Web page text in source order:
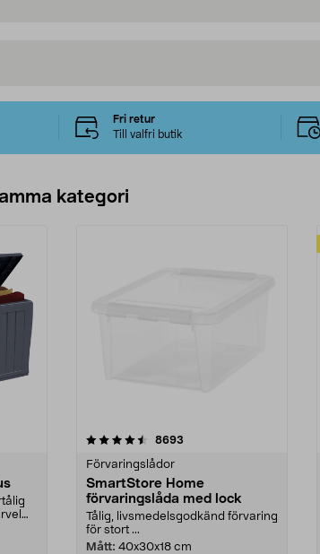
Fri retur
Till valfri butik
kategori
8693
Förvaringslådor
SmartStore Home
förvaringslåda med lock
Tålig, livsmedelsgodkänd förvaring
för stort ...
Mått: 40x30x18 cm
4.5 av 5 stjärnor